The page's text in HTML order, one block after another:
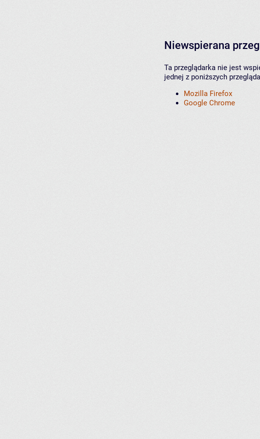
Niewspierana
Ta przeglądarka nie jest
jednej z poniższych
Mozilla Firefox
Google Chrome